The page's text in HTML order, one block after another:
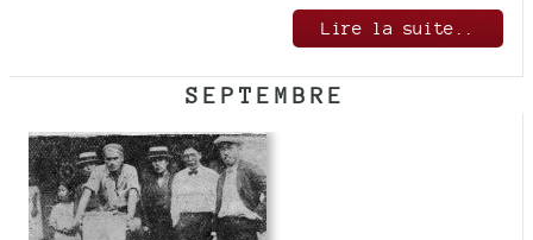
Lire la suite..
SEPTEMBRE